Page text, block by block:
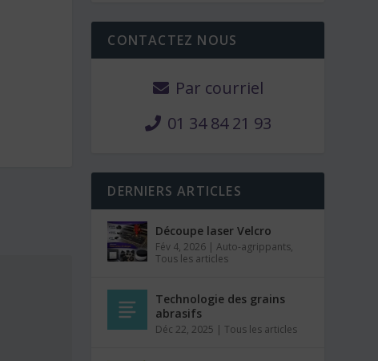
CONTACTEZ NOUS
Par courriel
01 34 84 21 93
DERNIERS ARTICLES
Découpe laser Velcro
Fév 4, 2026 |Auto-agrippants,
Tous les articles
Technologie des grains
abrasifs
Déc 22, 2025 |Tous les articles